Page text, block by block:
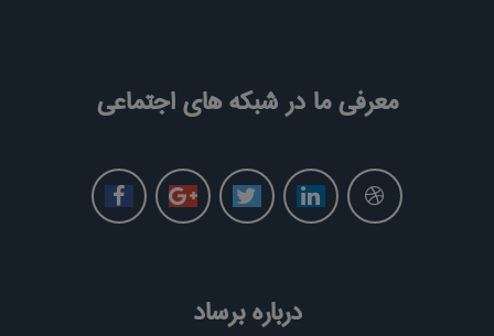
معرفی ما در شبکه های اجتماعی
درباره برساد